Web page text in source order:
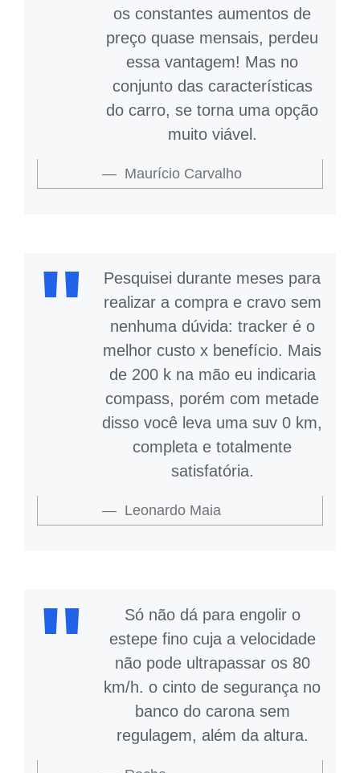
os constantes aumentos de
preço quase mensais, perdeu
essa vantagem! Mas no
conjunto das características
do carro, se torna uma opção
muito viável.
Maurício Carvalho
Pesquisei durante meses para
realizar a compra e cravo sem
nenhuma dúvida: tracker é o
melhor custo x benefício. Mais
de 200 k na mão eu indicaria
compass, porém com metade
disso você leva uma suv 0 km,
completa e totalmente
satisfatória.
Leonardo Maia
Só não dá para engolir o
estepe fino cuja a velocidade
não pode ultrapassar os 80
km/h. o cinto de segurança no
banco do carona sem
regulagem, além da altura.